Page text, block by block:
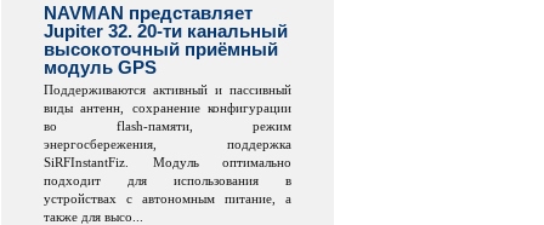
NAVMAN представляет
Jupiter 32. 20-ти канальный
высокоточный приёмный
модуль GPS
Поддерживаются активный и пассивный
виды антенн, сохранение конфигурации
во flash-памяти, режим
энергосбережения, поддержка
SiRFInstantFiz. Модуль оптимально
подходит для использования в
устройствах с автономным питание, а
также для высо...